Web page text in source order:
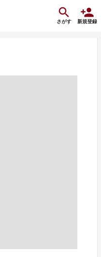
さがす 新規登録